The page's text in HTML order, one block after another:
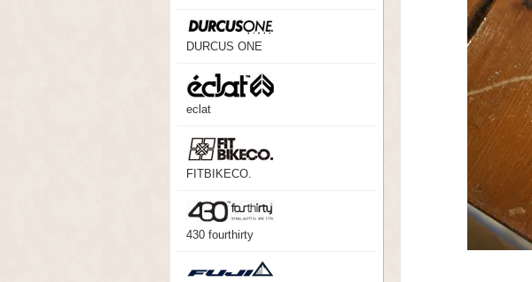
DURCUS ONE
eclat
FITBIKECO.
430 fourthirty